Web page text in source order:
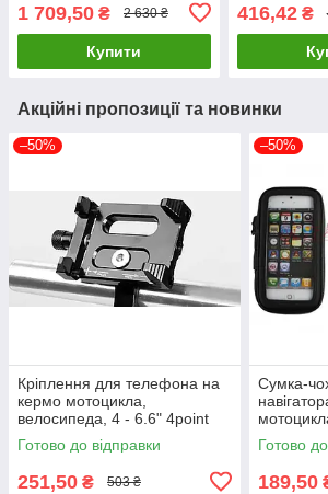
1 709,50 ₴ 2 630 ₴
Купити
416,42₴
Акційні пропозиції та новинки
–50%
Кріплення для телефона на
кермо мотоцикла,
велосипеда, 4 - 6.6" 4point
Готово до відправки
251,50 ₴ 503 ₴
–50%
Сумка-
Готово
189,50